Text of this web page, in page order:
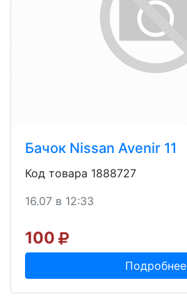
Бачок Nissan Avenir 11
Код товара 1888727
16.07 в 12:33
100
Подробнее